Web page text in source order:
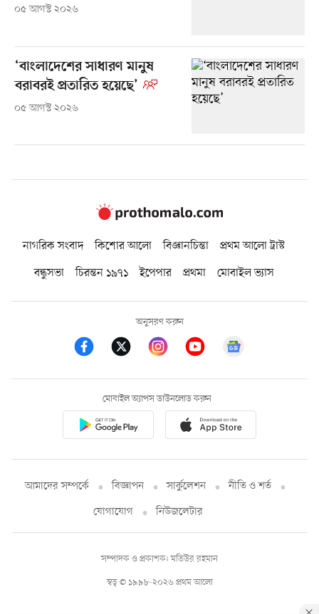
০৫ আগস্ট ২০২৬
‘বাংলাদেশের সাধারণ মানুষ
বরাবরই প্রতারিত হয়েছে’
০৫ আগস্ট ২০২৬
নাগরিক সংবাদ কিশোর আলো বিজ্ঞানচিন্তা
প্রথম আলো ট্রাস্ট
বন্ধুসভা
চিরন্তন ১৯৭১ ইপেপার প্রথমা মোবাইল ভ্যাস
অনুসরণ করুন
মোবাইল অ্যাপস ডাউনলোড করুন
আমাদের সম্পর্কে বিজ্ঞাপন সার্কুলেশন
নীতি ও শর্ত
যোগাযোগ
নিউজলেটার
স্বত্ব © ১৯৯৮-২০২৬ প্রথম আলো
সম্পাদক ও প্রকাশক: মতিউর রহমান